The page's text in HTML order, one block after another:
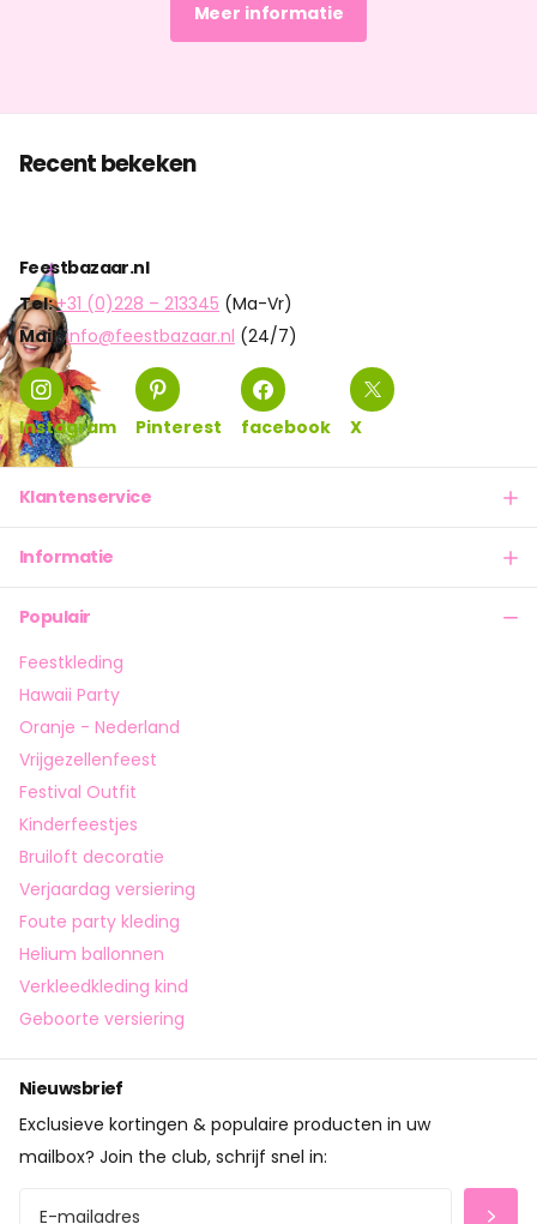
Meer informatie
Recent bekeken
Feestbazaar.nl
Tel:+31 (0)228 – 213345 (Ma-Vr)
Mail: info@feestbazaar.nl (24/7)
Instagram Pinterest facebook X
Klantenservice
Informatie
Populair
Feestkleding
Hawaii Party
Oranje - Nederland
Vrijgezellenfeest
Festival Outfit
Kinderfeestjes
Bruiloft decoratie
Verjaardag versiering
Foute party kleding
Helium ballonnen
Verkleedkleding kind
Geboorte versiering
Nieuwsbrief
Exclusieve kortingen & populaire producten in uw
mailbox? Join the club, schrijf snel in: